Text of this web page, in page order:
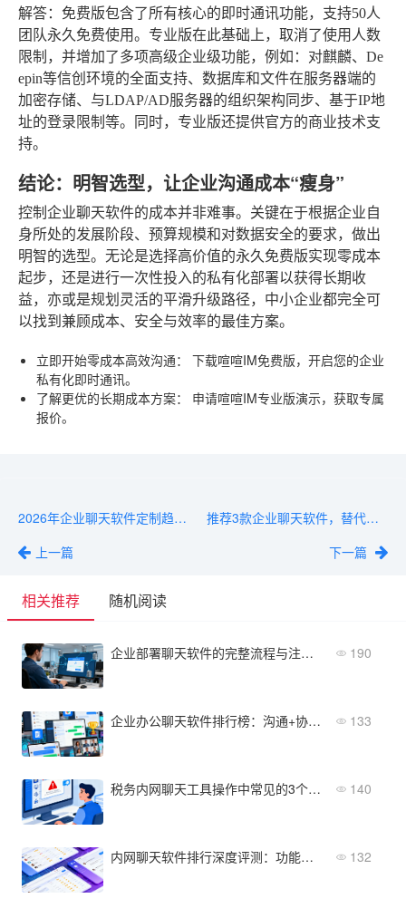
解答：免费版包含了所有核心的即时通讯功能，支持50人
团队永久免费使用。专业版在此基础上，取消了使用人数
限制，并增加了多项高级企业级功能，例如：对麒麟、De
epin等信创环境的全面支持、数据库和文件在服务器端的
加密存储、与LDAP/AD服务器的组织架构同步、基于IP地
址的登录限制等。同时，专业版还提供官方的商业技术支
持。
结论：明智选型，让企业沟通成本“瘦身”
控制企业聊天软件的成本并非难事。关键在于根据企业自
身所处的发展阶段、预算规模和对数据安全的要求，做出
明智的选型。无论是选择高价值的永久免费版实现零成本
起步，还是进行一次性投入的私有化部署以获得长期收
益，亦或是规划灵活的平滑升级路径，中小企业都完全可
以找到兼顾成本、安全与效率的最佳方案。
立即开始零成本高效沟通： 下载喧喧IM免费版，开启您的企业
私有化即时通讯。
了解更优的长期成本方案： 申请喧喧IM专业版演示，获取专属
报价。
2026年企业聊天软件定制趋势：敏捷迭代、模块化配置
上一篇
推荐3款企业聊天软件，替代RTX腾讯通的最佳选择
下一篇
相关推荐 随机阅读
企业部署聊天软件的完整流程与注意事项 190
企业办公聊天软件排行榜：沟通+协作一体化 133
税务内网聊天工具操作中常见的3个问题及解决方法 140
内网聊天软件排行深度评测：功能、安全与性价比全面横评 132